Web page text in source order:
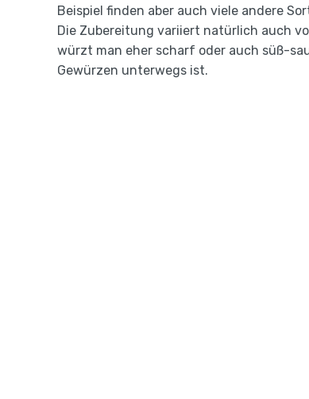
Beispiel finden aber auch viele andere
Die Zubereitung variiert natürlich auch
würzt man eher scharf oder auch süß-
Gewürzen unterwegs ist.